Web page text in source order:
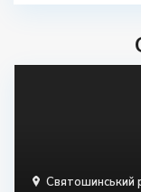
Святошинський